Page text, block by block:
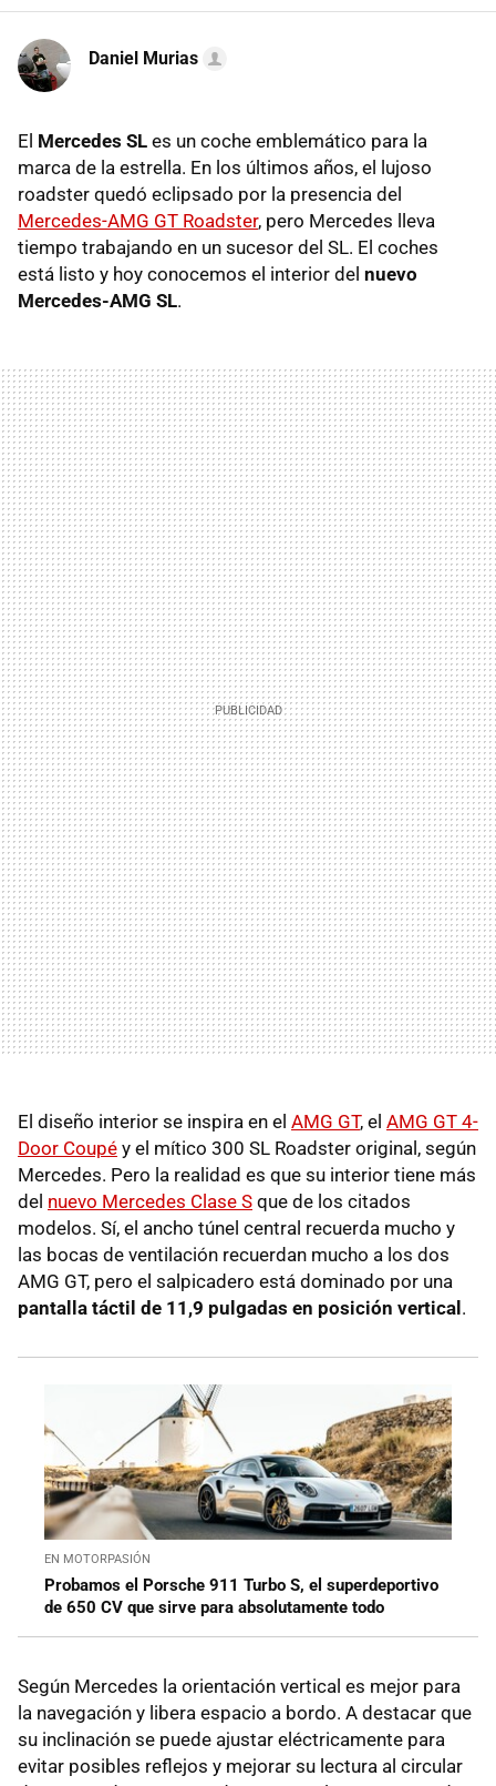
Daniel Murias
El Mercedes SL es un coche emblemático para la
marca de la estrella. En los últimos años, el lujoso
roadster quedó eclipsado por la presencia del
Mercedes-AMG GT Roadster, pero Mercedes lleva
tiempo trabajando en un sucesor del SL. El coches
está listo y hoy conocemos el interior del nuevo
Mercedes-AMG SL.
El diseño interior se inspira en el AMG GT, el AMG GT 4-
Door Coupé y el mítico 300 SL Roadster original, según
Mercedes. Pero la realidad es que su interior tiene más
del nuevo Mercedes Clase S que de los citados
modelos. Sí, el ancho túnel central recuerda mucho y
las bocas de ventilación recuerdan mucho a los dos
AMG GT, pero el salpicadero está dominado por una
pantalla táctil de 11,9 pulgadas en posición vertical.
EN MOTORPASIÓN
Probamos el Porsche 911 Turbo S, el superdeportivo
de 650 CV que sirve para absolutamente todo
Según Mercedes la orientación vertical es mejor para
la navegación y libera espacio a bordo. A destacar que
su inclinación se puede ajustar eléctricamente para
evitar posibles reflejos y mejorar su lectura al circular